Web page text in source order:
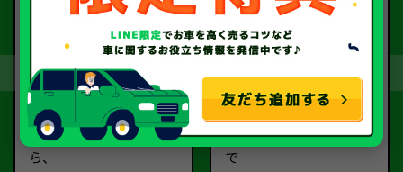
契約
査定額に
ご納得いただけました
ら、
お引取り
ご指定いただいた場所ま
で